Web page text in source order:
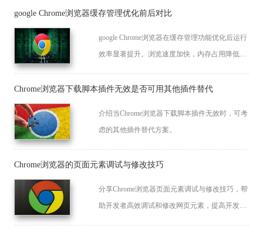
google Chrome浏览器缓存管理优化前后对比
google Chrome浏览器在缓存管理功能优化后运行
效率显著提升。浏览速度加快，内存占用降低，
Chrome浏览器下载脚本插件无效是否可用其他插件替代
介绍当Chrome浏览器下载脚本插件无效时，可考
虑的其他插件替代方案。
Chrome浏览器的页面元素调试与修改技巧
分享Chrome浏览器页面元素调试与修改技巧，帮
助开发者高效调试和修改网页元素，提高开发效